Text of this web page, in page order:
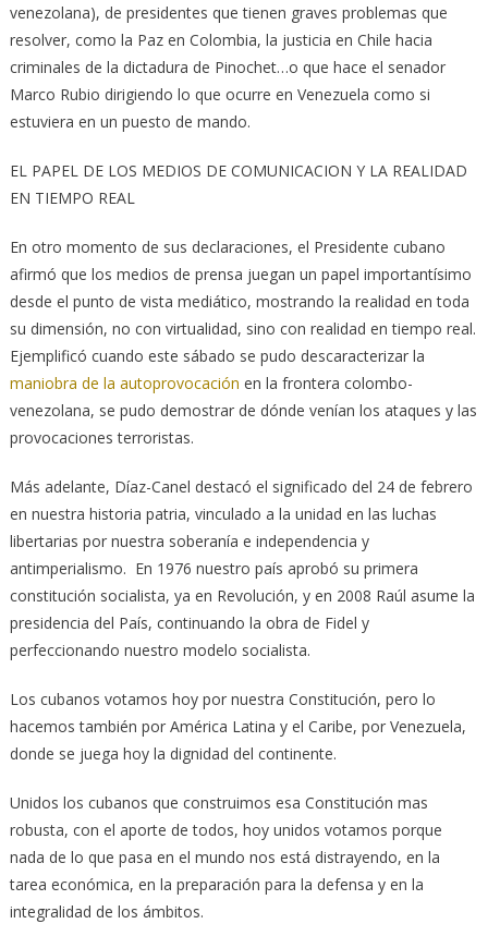
venezolana), de presidentes que tienen graves problemas que
resolver, como la Paz en Colombia, la justicia en Chile hacia
criminales de la dictadura de Pinochet…o que hace el senador
Marco Rubio dirigiendo lo que ocurre en Venezuela como si
estuviera en un puesto de mando.
EL PAPEL DE LOS MEDIOS DE COMUNICACION Y LA REALIDAD
EN TIEMPO REAL
En otro momento de sus declaraciones, el Presidente cubano
afirmó que los medios de prensa juegan un papel importantísimo
desde el punto de vista mediático, mostrando la realidad en toda
su dimensión, no con virtualidad, sino con realidad en tiempo real.
Ejemplificó cuando este sábado se pudo descaracterizar la
maniobra de la autoprovocación en la frontera colombo-
venezolana, se pudo demostrar de dónde venían los ataques y las
provocaciones terroristas.
Más adelante, Díaz-Canel destacó el significado del 24 de febrero
en nuestra historia patria, vinculado a la unidad en las luchas
libertarias por nuestra soberanía e independencia y
antimperialismo. En 1976 nuestro país aprobó su primera
constitución socialista, ya en Revolución, y en 2008 Raúl asume la
presidencia del País, continuando la obra de Fidel y
perfeccionando nuestro modelo socialista.
Los cubanos votamos hoy por nuestra Constitución, pero lo
hacemos también por América Latina y el Caribe, por Venezuela,
donde se juega hoy la dignidad del continente.
Unidos los cubanos que construimos esa Constitución mas
robusta, con el aporte de todos, hoy unidos votamos porque
nada de lo que pasa en el mundo nos está distrayendo, en la
tarea económica, en la preparación para la defensa y en la
integralidad de los ámbitos.